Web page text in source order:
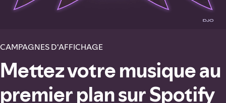
CAMPAGNES D'AFFICHAGE
Mettez votre musique au
premier plan sur Spotify